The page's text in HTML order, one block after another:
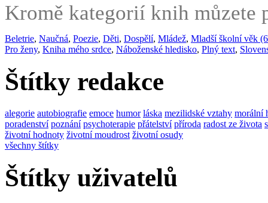
Kromě kategorií knih můzete
Beletrie, Naučná, Poezie, Děti, Dospělí, Mládež, Mladší školní věk
Pro ženy, Kniha mého srdce, Náboženské hledisko, Plný text,
Štítky redakce
alegorie autobiografie emoce humor láska mezilidské vztahy morální
poradenství poznání psychoterapie přátelství příroda radost ze života
životní hodnoty životní moudrost životní osudy
všechny štítky
Štítky uživatelů